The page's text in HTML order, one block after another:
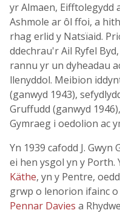
yr Almaen, Eifftolegydd
Ashmole ar ôl ffoi, a
rhag erlid y Natsïaid.
ddechrau'r Ail Ryfel
rannu yr un dyheadau
llenyddol. Meibion
(ganwyd 1943),
Gruffudd (ganwyd
Gymraeg i oedolion ac
Yn 1939 cafodd J.
ei hen ysgol yn y Porth.
Käthe, yn y Pentre,
grwp o lenorion ifainc
Pennar Davies a